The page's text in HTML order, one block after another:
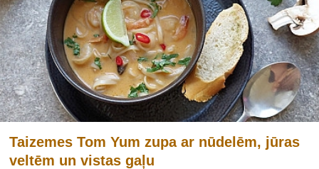
Taizemes Tom Yum zupa ar nūdelēm, jūras
veltēm un vistas gaļu